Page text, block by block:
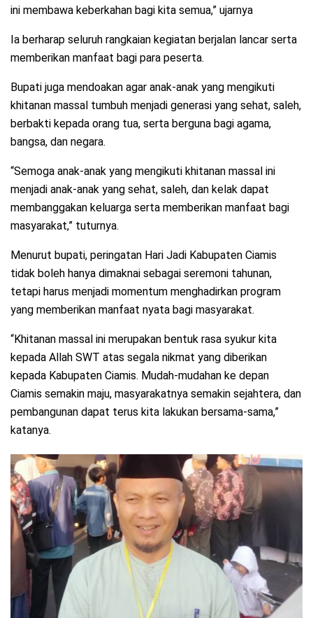
ini membawa keberkahan bagi kita semua,” ujarnya
Ia berharap seluruh rangkaian kegiatan berjalan lancar serta
memberikan manfaat bagi para peserta.
Bupati juga mendoakan agar anak-anak yang mengikuti
khitanan massal tumbuh menjadi generasi yang sehat, saleh,
berbakti kepada orang tua, serta berguna bagi agama,
bangsa, dan negara.
“Semoga anak-anak yang mengikuti khitanan massal ini
menjadi anak-anak yang sehat, saleh, dan kelak dapat
membanggakan keluarga serta memberikan manfaat bagi
masyarakat,” tuturnya.
Menurut bupati, peringatan Hari Jadi Kabupaten Ciamis
tidak boleh hanya dimaknai sebagai seremoni tahunan,
tetapi harus menjadi momentum menghadirkan program
yang memberikan manfaat nyata bagi masyarakat.
“Khitanan massal ini merupakan bentuk rasa syukur kita
kepada Allah SWT atas segala nikmat yang diberikan
kepada Kabupaten Ciamis. Mudah-mudahan ke depan
Ciamis semakin maju, masyarakatnya semakin sejahtera, dan
pembangunan dapat terus kita lakukan bersama-sama,”
katanya.